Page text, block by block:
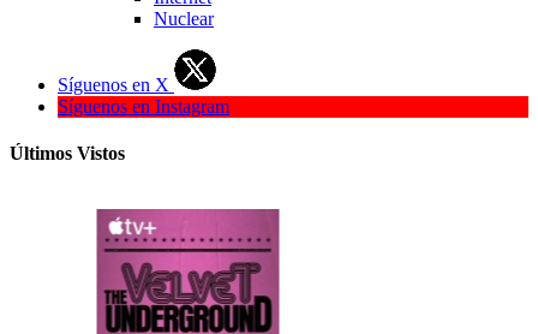
Nuclear
Síguenos en X
Síguenos en Instagram
Últimos Vistos